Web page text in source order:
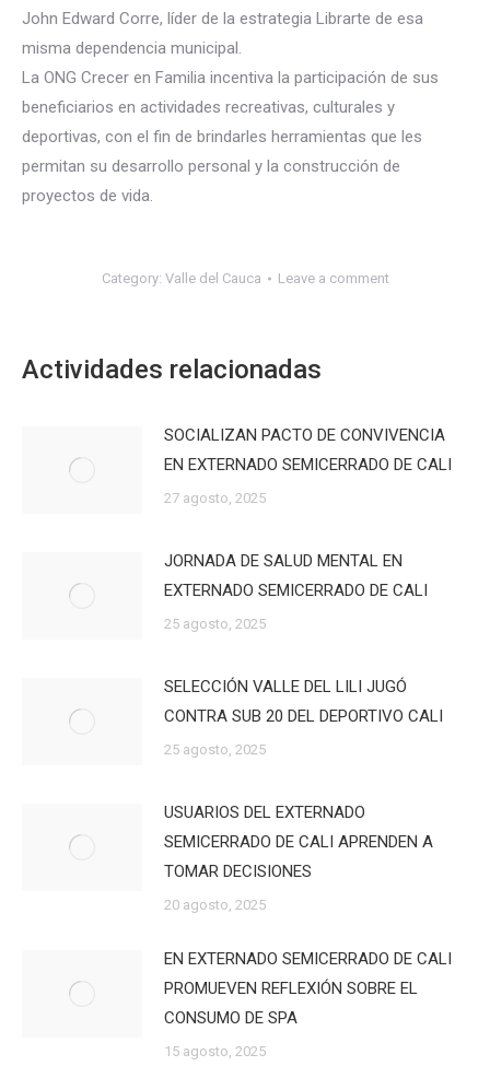
John Edward Corre, líder de la estrategia Librarte de esa
misma dependencia municipal.
La ONG Crecer en Familia incentiva la participación de sus
beneficiarios en actividades recreativas, culturales y
deportivas, con el fin de brindarles herramientas que les
permitan su desarrollo personal y la construcción de
proyectos de vida.
Category: Valle del Cauca Leave a comment
Actividades relacionadas
SOCIALIZAN PACTO DE CONVIVENCIA
EN EXTERNADO SEMICERRADO DE CALI
27 agosto, 2025
JORNADA DE SALUD MENTAL EN
EXTERNADO SEMICERRADO DE CALI
25 agosto, 2025
SELECCIÓN VALLE DEL LILI JUGÓ
CONTRA SUB 20 DEL DEPORTIVO CALI
25 agosto, 2025
USUARIOS DEL EXTERNADO
SEMICERRADO DE CALI APRENDEN A
TOMAR DECISIONES
20 agosto, 2025
EN EXTERNADO SEMICERRADO DE CALI
PROMUEVEN REFLEXIÓN SOBRE EL
CONSUMO DE SPA
15 agosto, 2025